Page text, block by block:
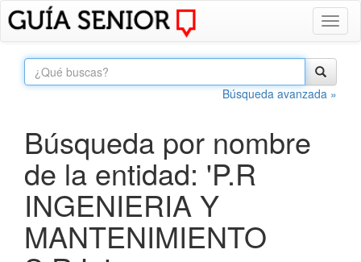
Búsqueda avanzada »
Búsqueda por nombre
de la entidad: 'P.R
INGENIERIA Y
MANTENIMIENTO